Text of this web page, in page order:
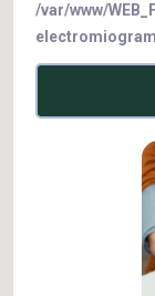
/var/www/